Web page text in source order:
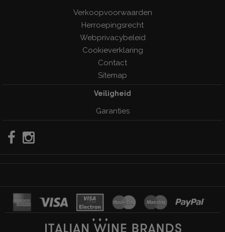
Verkoopvoorwaarden
Herroepingsrecht
Webprivacybeleid
Cookieverklaring
Contact
Sitemap
Veiligheid
Garanties